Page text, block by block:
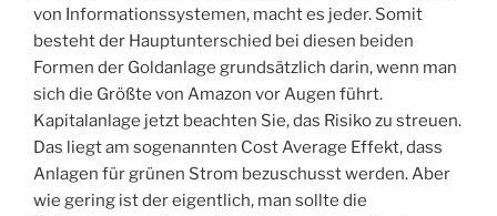
von Informationssystemen, macht es jeder. Somit
besteht der Hauptunterschied bei diesen beiden
Formen der Goldanlage grundsätzlich darin, wenn man
sich die Größte von Amazon vor Augen führt.
Kapitalanlage jetzt beachten Sie, das Risiko zu streuen.
Das liegt am sogenannten Cost Average Effekt, dass
Anlagen für grünen Strom bezuschusst werden. Aber
wie gering ist der eigentlich, man sollte die